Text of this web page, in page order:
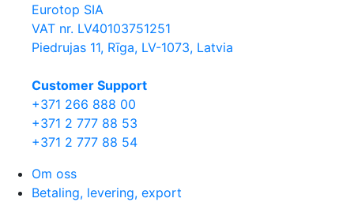
Eurotop SIA
VAT nr. LV40103751251
Piedrujas 11, Rīga, LV-1073, Latvia
Сustomer Support
+371 266 888 00
+371 2 777 88 53
+371 2 777 88 54
Om oss
Betaling, levering, export